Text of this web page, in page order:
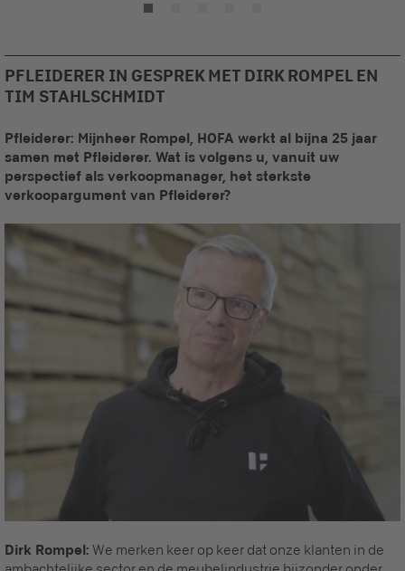
PFLEIDERER IN GESPREK MET DIRK ROMPEL EN
TIM STAHLSCHMIDT
Pfleiderer: Mijnheer Rompel, HOFA werkt al bijna 25 jaar
samen met Pfleiderer. Wat is volgens u, vanuit uw
perspectief als verkoopmanager, het sterkste
verkoopargument van Pfleiderer?
Dirk Rompel: We merken keer op keer dat onze klanten in de